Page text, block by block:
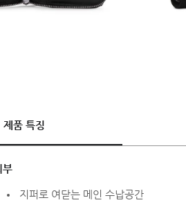
제품 특징
부
지퍼로 여닫는 메인 수납공간